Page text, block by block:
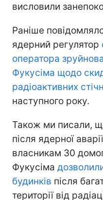
висловили
Раніше
ядерний регулятор
оператора
Фукусіма щодо
радіоактивних
наступного року.
Також ми писали,
після ядерної
власникам 30
Фукусіма
будинків після
території від